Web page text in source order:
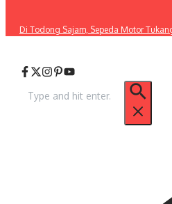
Di Todong Sajam, Sepeda Motor
untuk: